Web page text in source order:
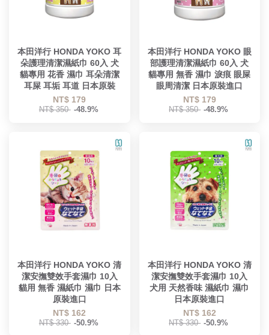
本田洋行 HONDA YOKO 耳
朵護理清潔濕紙巾 60入 犬
貓專用 花香 濕巾 耳朵清潔
耳屎 耳垢 耳道 日本原裝
NT$ 179
NT$ 350 -48.9%
本田洋行 HONDA YOKO 眼
部護理清潔濕紙巾 60入 犬
貓專用 無香 濕巾 淚痕 眼屎
眼周清潔 日本原裝進口
NT$ 179
NT$ 350 -48.9%
本田洋行 HONDA YOKO 清
潔安撫雙效手套濕巾 10入
貓用 無香 濕紙巾 濕巾 日本
原裝進口
NT$ 162
NT$ 330 -50.9%
本田洋行 HONDA YOKO 清
潔安撫雙效手套濕巾 10入
犬用 天然香味 濕紙巾 濕巾
日本原裝進口
NT$ 162
NT$ 330 -50.9%